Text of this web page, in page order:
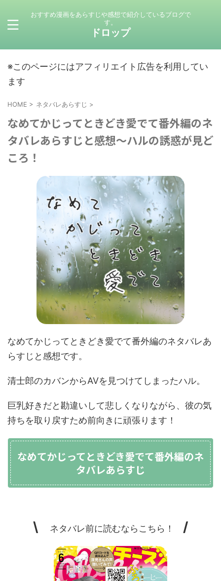
おすすめ漫画をあらすじや感想で紹介しているブログで
す。
ドロップ
※このページにはアフィリエイト広告を利用してい
ます
HOME > ネタバレあらすじ >
なめてかじってときどき愛でて番外編のネ
タバレあらすじと感想～ハルの誘惑が見ど
ころ！
なめてかじってときどき愛でて番外編のネタバレあ
らすじと感想です。
清士郎のカバンからAVを見つけてしまったハル。
巨乳好きだと勘違いして悲しくなりながら、彼の気
持ちを取り戻すため前向きに頑張ります！
なめてかじってときどき愛でて番外編のネ
タバレあらすじ
\ ネタバレ前に読むならこちら！ /